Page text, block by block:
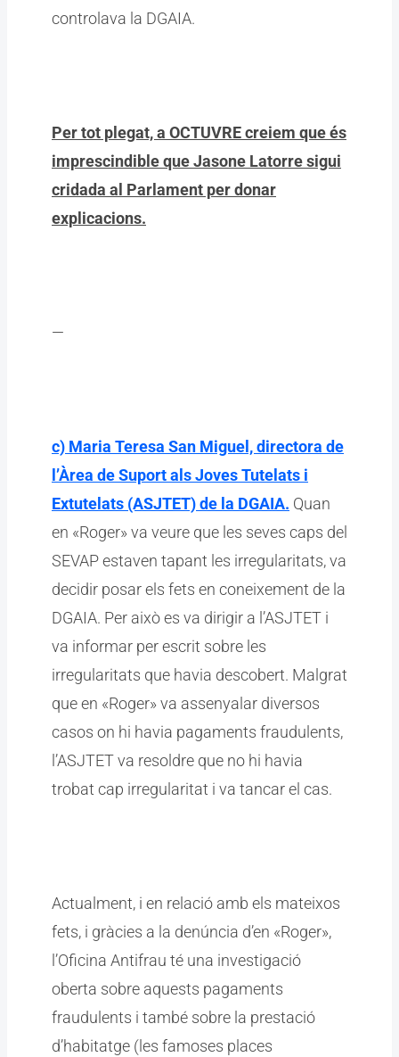
controlava la DGAIA.
Per tot plegat, a OCTUVRE creiem que és
imprescindible que Jasone Latorre sigui
cridada al Parlament per donar
explicacions.
—
c) Maria Teresa San Miguel, directora de
l’Àrea de Suport als Joves Tutelats i
Extutelats (ASJTET) de la DGAIA. Quan
en «Roger» va veure que les seves caps del
SEVAP estaven tapant les irregularitats, va
decidir posar els fets en coneixement de la
DGAIA. Per això es va dirigir a l’ASJTET i
va informar per escrit sobre les
irregularitats que havia descobert. Malgrat
que en «Roger» va assenyalar diversos
casos on hi havia pagaments fraudulents,
l’ASJTET va resoldre que no hi havia
trobat cap irregularitat i va tancar el cas.
Actualment, i en relació amb els mateixos
fets, i gràcies a la denúncia d’en «Roger»,
l’Oficina Antifrau té una investigació
oberta sobre aquests pagaments
fraudulents i també sobre la prestació
d’habitatge (les famoses places